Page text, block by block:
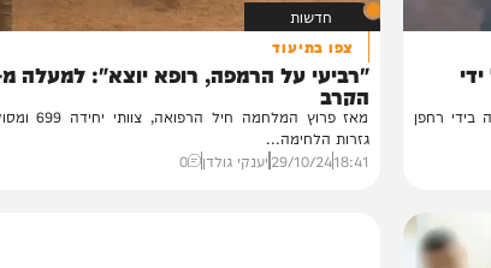
חדשות
צפו בתיעוד
גזרות הלחימה...
18:41